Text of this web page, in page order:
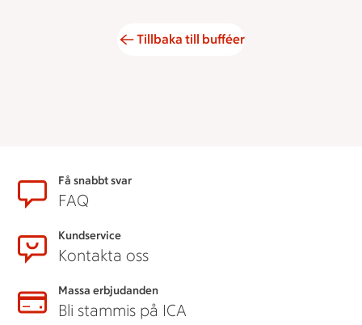
Tillbaka till bufféer
SidfotFå snabbt svar
FAQ
Kundservice
Kontakta oss
Massa erbjudanden
Bli stammis på ICA